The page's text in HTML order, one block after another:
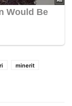
minerit